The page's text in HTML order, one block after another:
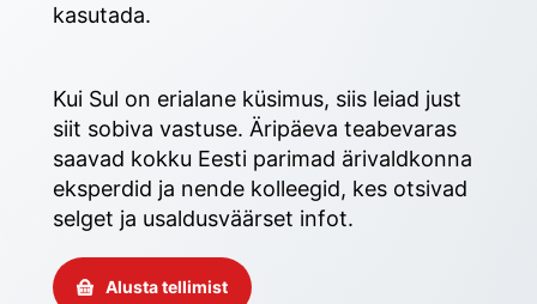
kasutada.
Kui Sul on erialane küsimus, siis leiad just
siit sobiva vastuse. Äripäeva teabevaras
saavad kokku Eesti parimad ärivaldkonna
eksperdid ja nende kolleegid, kes otsivad
selget ja usaldusväärset infot.
Alusta tellimist